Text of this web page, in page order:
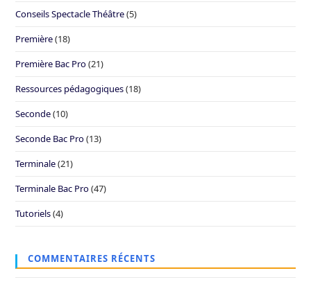
Conseils Spectacle Théâtre(5)
Première(18)
Première Bac Pro(21)
Ressources pédagogiques(18)
Seconde(10)
Seconde Bac Pro(13)
Terminale(21)
Terminale Bac Pro(47)
Tutoriels(4)
COMMENTAIRES RÉCENTS